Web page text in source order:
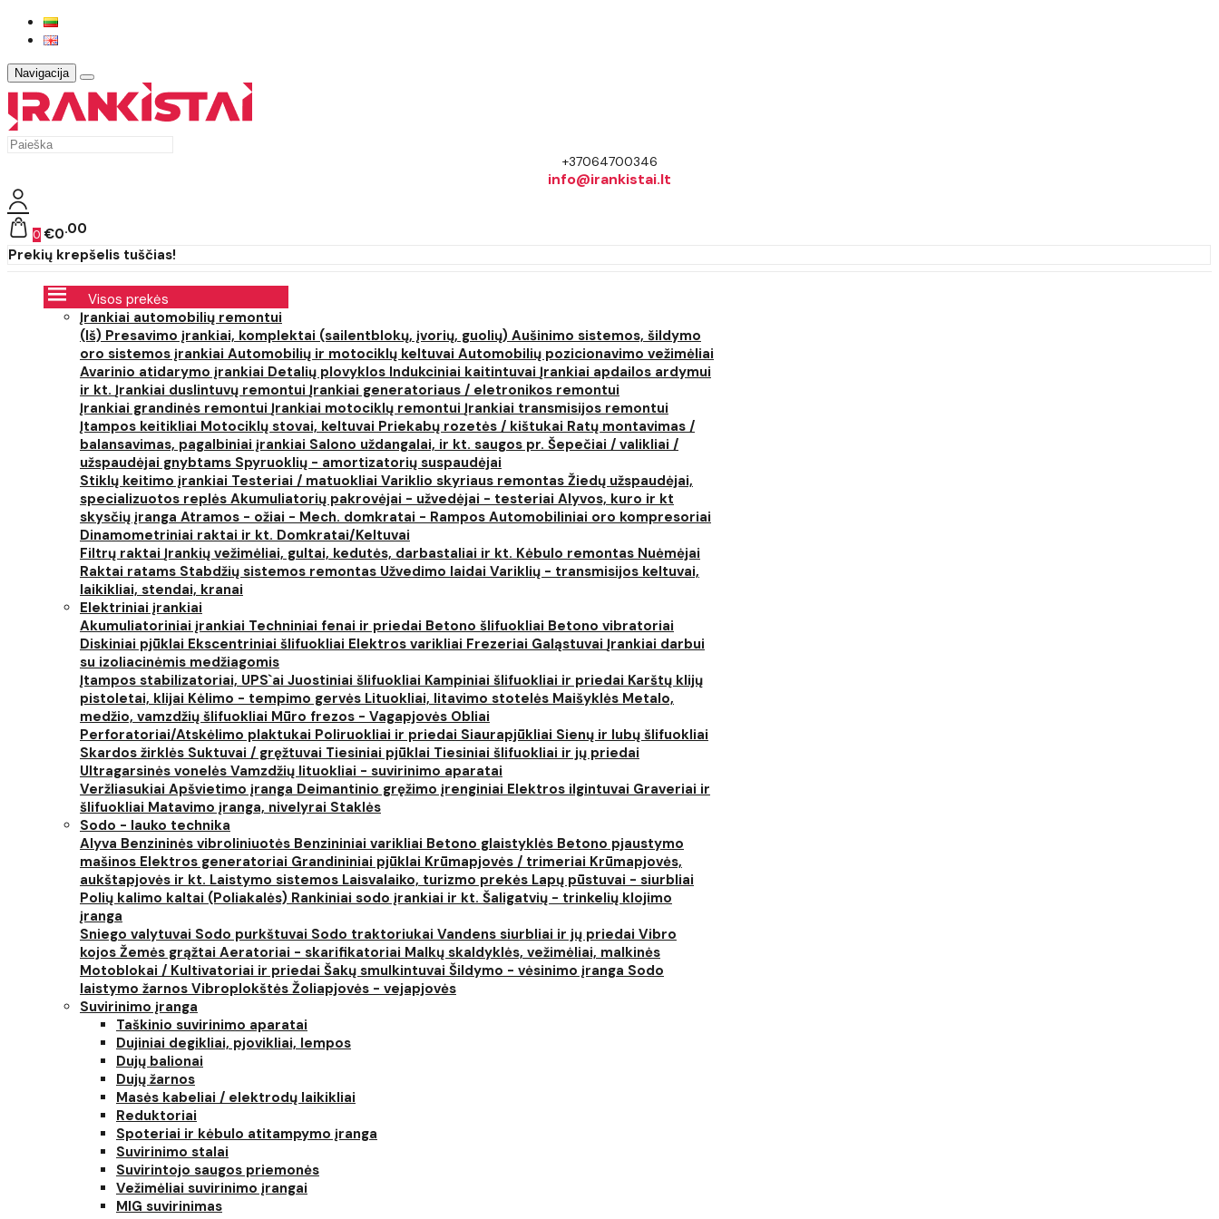
Navigacija
+37064700346
info@irankistai.lt
0 €0 00
Prekių krepšelis tuščias!
Visos prekės
Įrankiai automobilių remontui
(Iš) Presavimo įrankiai, komplektai (sailentblokų, įvorių, guolių) Aušinimo sistemos, šildymo
oro sistemos įrankiai Automobilių ir motociklų keltuvai Automobilių pozicionavimo vežimėliai
Avarinio atidarymo įrankiai Detalių plovyklos Indukciniai kaitintuvai Įrankiai apdailos ardymui
ir kt. Įrankiai duslintuvų remontui Įrankiai generatoriaus / eletronikos remontui
Įrankiai grandinės remontui Įrankiai motociklų remontui Įrankiai transmisijos remontui
Įtampos keitikliai Motociklų stovai, keltuvai Priekabų rozetės / kištukai Ratų montavimas /
balansavimas, pagalbiniai įrankiai Salono uždangalai, ir kt. saugos pr. Šepečiai / valikliai /
užspaudėjai gnybtams Spyruoklių - amortizatorių suspaudėjai
Stiklų keitimo įrankiai Testeriai / matuokliai Variklio skyriaus remontas Žiedų užspaudėjai,
specializuotos replės Akumuliatorių pakrovėjai - užvedėjai - testeriai Alyvos, kuro ir kt
skysčių įranga Atramos - ožiai - Mech. domkratai - Rampos Automobiliniai oro kompresoriai
Dinamometriniai raktai ir kt. Domkratai/Keltuvai
Filtrų raktai Įrankių vežimėliai, gultai, kedutės, darbastaliai ir kt. Kėbulo remontas Nuėmėjai
Raktai ratams Stabdžių sistemos remontas Užvedimo laidai Variklių - transmisijos keltuvai,
laikikliai, stendai, kranai
Elektriniai įrankiai
Akumuliatoriniai įrankiai Techniniai fenai ir priedai Betono šlifuokliai Betono vibratoriai
Diskiniai pjūklai Ekscentriniai šlifuokliai Elektros varikliai Frezeriai Galąstuvai Įrankiai darbui
su izoliacinėmis medžiagomis
Įtampos stabilizatoriai, UPS`ai Juostiniai šlifuokliai Kampiniai šlifuokliai ir priedai Karštų klijų
pistoletai, klijai Kėlimo - tempimo gervės Lituokliai, litavimo stotelės Maišyklės Metalo,
medžio, vamzdžių šlifuokliai Mūro frezos - Vagapjovės Obliai
Perforatoriai/Atskėlimo plaktukai Poliruokliai ir priedai Siaurapjūkliai Sienų ir lubų šlifuokliai
Skardos žirklės Suktuvai / gręžtuvai Tiesiniai pjūklai Tiesiniai šlifuokliai ir jų priedai
Ultragarsinės vonelės Vamzdžių lituokliai - suvirinimo aparatai
Veržliasukiai Apšvietimo įranga Deimantinio gręžimo įrenginiai Elektros ilgintuvai Graveriai ir
šlifuokliai Matavimo įranga, nivelyrai Staklės
Sodo - lauko technika
Alyva Benzininės vibroliniuotės Benzininiai varikliai Betono glaistyklės Betono pjaustymo
mašinos Elektros generatoriai Grandininiai pjūklai Krūmapjovės / trimeriai Krūmapjovės,
aukštapjovės ir kt. Laistymo sistemos Laisvalaiko, turizmo prekės Lapų pūstuvai - siurbliai
Polių kalimo kaltai (Poliakalės) Rankiniai sodo įrankiai ir kt. Šaligatvių - trinkelių klojimo
įranga
Sniego valytuvai Sodo purkštuvai Sodo traktoriukai Vandens siurbliai ir jų priedai Vibro
kojos Žemės grąžtai Aeratoriai - skarifikatoriai Malkų skaldyklės, vežimėliai, malkinės
Motoblokai / Kultivatoriai ir priedai Šakų smulkintuvai Šildymo - vėsinimo įranga Sodo
laistymo žarnos Vibroplokštės Žoliapjovės - vejapjovės
Suvirinimo įranga
Taškinio suvirinimo aparatai
Dujiniai degikliai, pjovikliai, lempos
Dujų balionai
Dujų žarnos
Masės kabeliai / elektrodų laikikliai
Reduktoriai
Spoteriai ir kėbulo atitampymo įranga
Suvirinimo stalai
Suvirintojo saugos priemonės
Vežimėliai suvirinimo įrangai
MIG suvirinimas